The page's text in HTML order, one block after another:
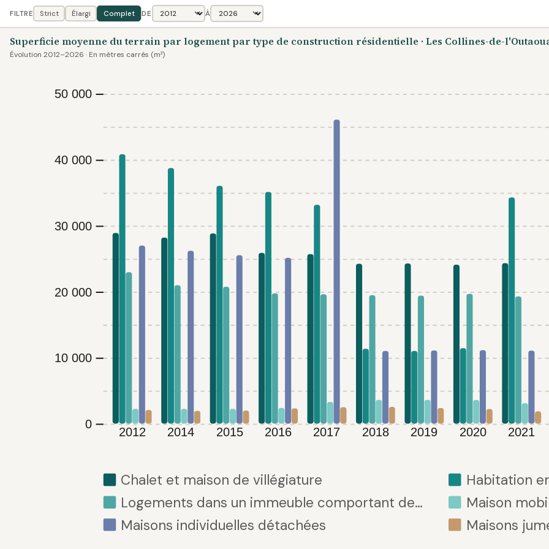
FILTRE Strict Élargi Complet DE À
Superficie moyenne du terrain par logement par type de construction résidentielle · Les Collines-de-
Évolution 2012–2026 · En mètres carrés (m²)
0
10 000
20 000
30 000
40 000
50 000
2012 2014 2015 2016 2017 2018 2019 2020 2021
Chalet et maison de villégiature Habitation
Logements dans un immeuble comportant de…
Maison
Maisons individuelles détachées
Maisons